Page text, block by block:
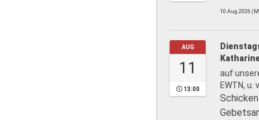
10.Aug.2026
AUG
11
13:00
auf
EWTN, u.